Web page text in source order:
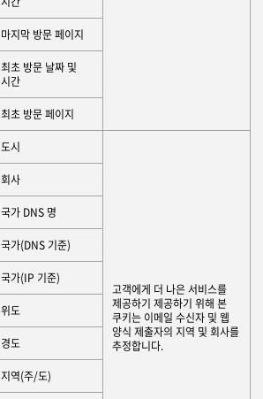
마지막 방문 페이지
최초 방문 날짜 및
시간
최초 방문 페이지
도시
고객에게 더 나은 서비스를
제공하기 제공하기 위해 본
쿠키는 이메일 수신자 및 웹
양식 제출자의 지역 및 회사를
추정합니다.
회사
국가 DNS 명
국가(DNS 기준)
국가(IP 기준)
위도
경도
지역(주/도)